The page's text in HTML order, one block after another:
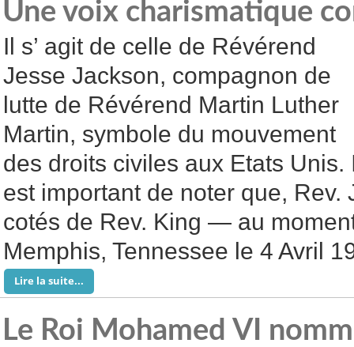
Une voix charismatique
Il s’ agit de celle de Révérend
Jesse Jackson, compagnon de
lutte de Révérend Martin Luther
Martin, symbole du mouvement
des droits civiles aux Etats Unis.
est important de noter que, Rev.
cotés de Rev. King — au
Memphis, Tennessee le 4 Avril
Lire la suite...
Le Roi Mohamed VI